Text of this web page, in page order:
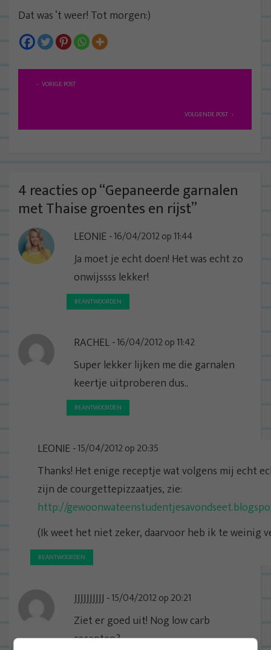
Dat was ‘t weer! Tot morgen:)
B
i
t
n
v
i
e
VORIGE POST
VOLGENDE POST
4 reacties op “Gepaneerde garnalen
met Thaise groentes en rijst”
LEONIE 16/04/2012 op 11:44
Ja moet je echt doen! Het was echt zo
onwijssss lekker!
BEANTWOORDEN
RACHEL 16/04/2012 op 11:42
Super lekker lijken me die garnalen
keertje uitproberen dus..
BEANTWOORDEN
LEONIE 15/04/2012 op 20:35
Thanks! Het enige receptje wat volgens mij echt
zijn de courgettepizzaatjes, zie:
http://
(Ik weet het niet zeker, daarvoor heb ik te weinig
BEANTWOORDEN
JJJJJJJJJJ 15/04/2012 op 20:21
Ziet er goed uit! Nog low carb
recepten?